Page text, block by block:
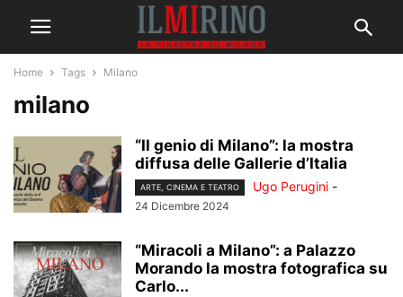
Home Tags Milano
milano
“Il genio di Milano”: la mostra
diffusa delle Gallerie d’Italia
ARTE, CINEMA E TEATRO Ugo Perugini -
24 Dicembre 2024
“Miracoli a Milano”: a Palazzo
Morando la mostra fotografica su
Carlo...